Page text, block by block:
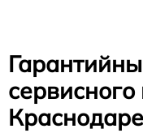
Краснодаре